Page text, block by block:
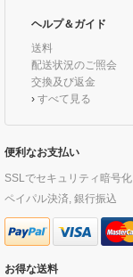
ヘルプ＆ガイド
送料
配送状況のご照会
交換及び返金
› すべて見る
便利なお支払い
SSLでセキュリティ暗号
ペイパル決済, 銀行振込
お得な送料